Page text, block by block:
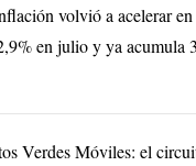
volvió a acelerar
en julio y ya acumula
Verdes Móviles: el